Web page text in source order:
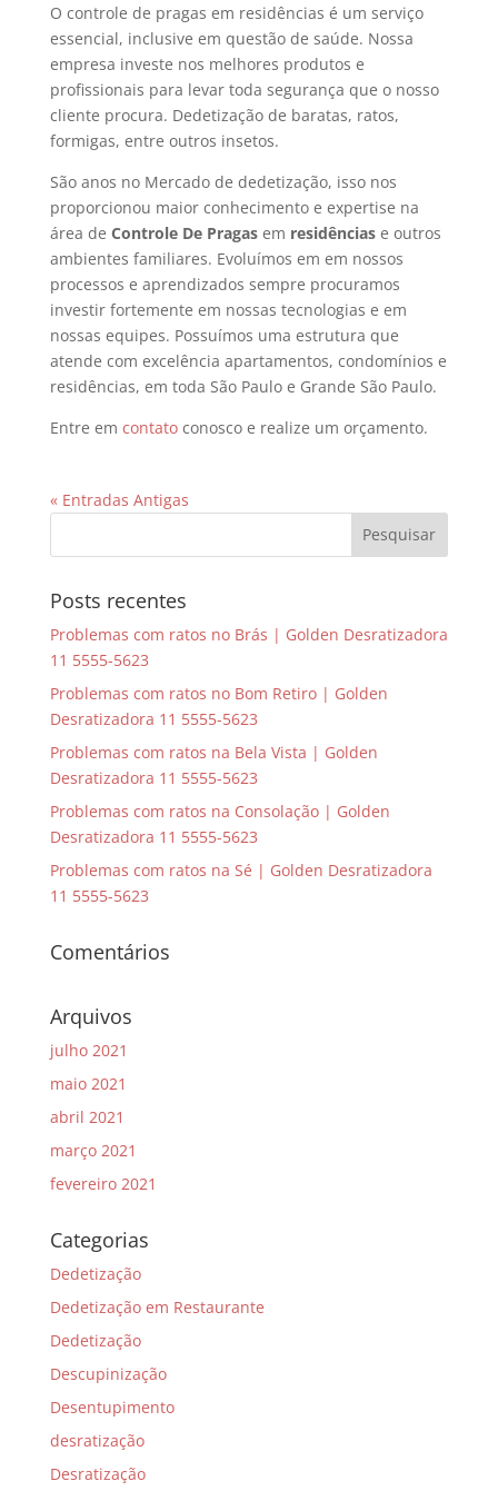
O controle de pragas em residências é um serviço
essencial, inclusive em questão de saúde. Nossa
empresa investe nos melhores produtos e
profissionais para levar toda segurança que o nosso
cliente procura. Dedetização de baratas, ratos,
formigas, entre outros insetos.
São anos no Mercado de dedetização, isso nos
proporcionou maior conhecimento e expertise na
área de Controle De Pragasem residências e outros
ambientes familiares. Evoluímos em em nossos
processos e aprendizados sempre procuramos
investir fortemente em nossas tecnologias e em
nossas equipes. Possuímos uma estrutura que
atende com excelência apartamentos, condomínios e
residências, em toda São Paulo e Grande São Paulo.
Entre em contatoconosco e realize um orçamento.
« Entradas Antigas
Posts recentes
Problemas com ratos no Brás | Golden Desratizadora
11 5555-5623
Problemas com ratos no Bom Retiro | Golden
Desratizadora 11 5555-5623
Problemas com ratos na Bela Vista | Golden
Desratizadora 11 5555-5623
Problemas com ratos na Consolação | Golden
Desratizadora 11 5555-5623
Problemas com ratos na Sé | Golden Desratizadora
11 5555-5623
Comentários
Arquivos
julho 2021
maio 2021
abril 2021
março 2021
fevereiro 2021
Categorias
Dedetização
Dedetização em Restaurante
Dedetização
Descupinização
Desentupimento
desratização
Desratização